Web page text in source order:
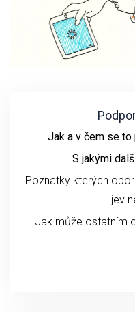
Jak a v čem se to
S jakými
Poznatky kterých
jev
Jak může ostatním